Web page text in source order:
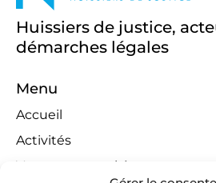
Huissiers de justice,
démarches légales
Menu
Accueil
Activités
Ventes aux enchères